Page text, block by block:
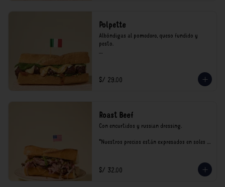
Polpette
Albóndigas al pomodoro, queso fundido y
pesto.
consumo.
S/ 29.00
Roast Beef
Con encurtidos y russian dressing.
*Nuestros precios están expresados en soles e
S/ 32.00